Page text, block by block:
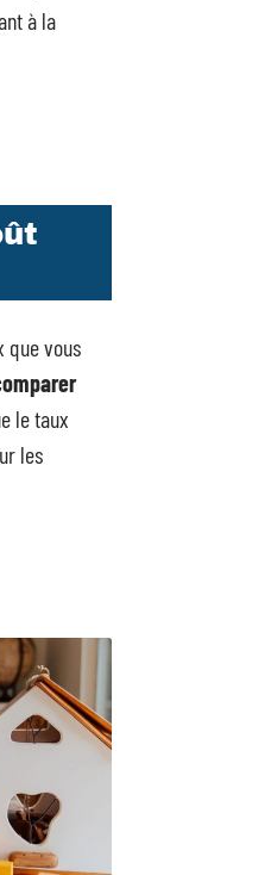
à la
que vous
le taux
les